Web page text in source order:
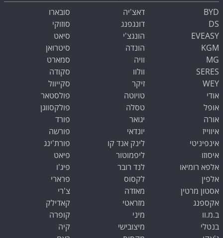
BYD
DS
EVEASY
KGM
MG
SERES
WEY
אודי
אופל
אורה
איווייז
אינפיניטי
איסוזו
אלפא רומיאו
אלפין
אסטון מרטין
אקספנג
ב.מ.וו
בנטלי
דאצ'יה
דונגפנג
הונגצ'י
הונדה
וויה
וולוו
זיקר
טויוטה
טסלה
יגואר
יונדאי
לינק אנד קו
ליפמוטור
לנד רובר
לקסוס
מאזדה
מזראטי
מיני
מיצובישי
סובארו
סוזוקי
סיאט
סיטרואן
סמארט
סקודה
סקייוול
פולסטאר
פולקסווגן
פורד
פורשה
פורת'ינג
פיאט
פיג'ו
פרארי
צ'רי
קאדילק
קופרה
קיה
שלום 👋 אני
הצ'אטבוט של האתר!
צריך עזרה? התחל